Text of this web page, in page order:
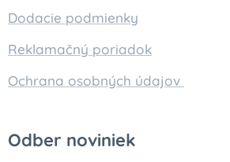
Dodacie podmienky
Reklamačný poriadok
Ochrana osobných údajov
Odber noviniek